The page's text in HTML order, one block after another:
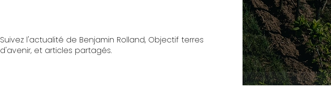
Suivez l'actualité de Benjamin Rolland, Objectif terres
d'avenir, et articles partagés.